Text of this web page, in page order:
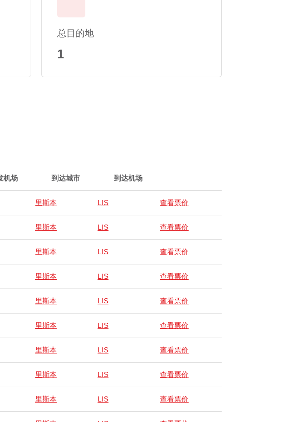
总目的地
1
机场 到达城市 到达机场
里斯本 LIS 查看票价
里斯本 LIS 查看票价
里斯本 LIS 查看票价
里斯本 LIS 查看票价
里斯本 LIS 查看票价
里斯本 LIS 查看票价
里斯本 LIS 查看票价
里斯本 LIS 查看票价
里斯本 LIS 查看票价